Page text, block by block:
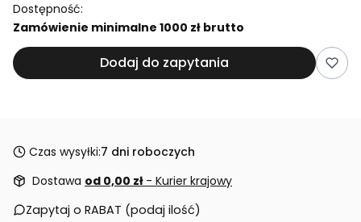
Dostępność:
Zamówienie minimalne 1000 zł brutto
Dodaj do zapytania
Czas wysyłki:7 dni roboczych
Dostawa od 0,00 zł - Kurier krajowy
Zapytaj o RABAT (podaj ilość)